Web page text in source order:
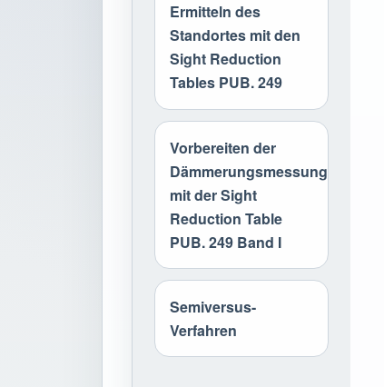
Ermitteln des
Standortes mit den
Sight Reduction
Tables PUB. 249
Vorbereiten der
Dämmerungsmessung
mit der Sight
Reduction Table
PUB. 249 Band I
Semiversus-
Verfahren